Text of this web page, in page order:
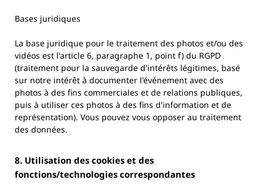
Bases juridiques
La base juridique pour le traitement des photos et/ou des
vidéos est l'article 6, paragraphe 1, point f) du RGPD
(traitement pour la sauvegarde d'intérêts légitimes, basé
sur notre intérêt à documenter l'événement avec des
photos à des fins commerciales et de relations publiques,
puis à utiliser ces photos à des fins d'information et de
représentation). Vous pouvez vous opposer au traitement
des données.
8. Utilisation des cookies et des
fonctions/technologies correspondantes